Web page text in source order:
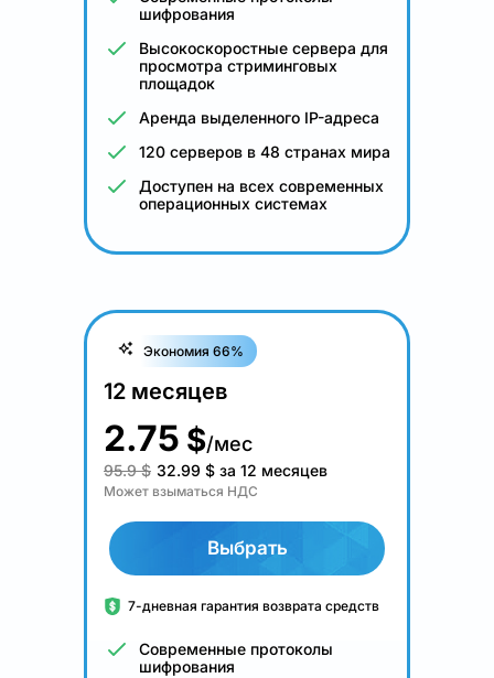
шифрования
Высокоскоростные сервера для
просмотра стриминговых
площадок
Аренда выделенного IP-адреса
120 серверов в 48 странах мира
Доступен на всех современных
операционных системах
Экономия 66%
12 месяцев
2.75 $/мес
95.9 $ 32.99 $ за 12 месяцев
Может взыматься НДС
Выбрать
7-дневная гарантия возврата средств
Современные протоколы
шифрования